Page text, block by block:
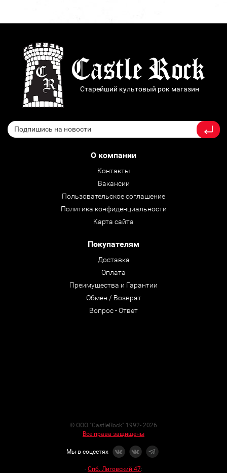
Старейший культовый рок магазин
О компании
Контакты
Вакансии
Пользовательское соглашение
Политика конфиденциальности
Карта сайта
Покупателям
Доставка
Оплата
Преимущества и Гарантии
Обмен / Возврат
Вопрос - Ответ
© ООО "CastleRock" 1992- 2026
Все права защищены
Мы в соцсетях
- Спб. Лиговский 47: